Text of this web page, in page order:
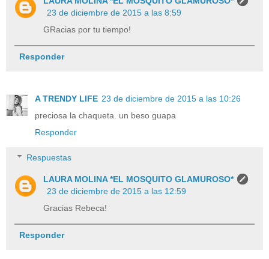
23 de diciembre de 2015 a las 8:59
GRacias por tu tiempo!
Responder
A TRENDY LIFE 23 de diciembre de 2015 a las 10:26
preciosa la chaqueta. un beso guapa
Responder
Respuestas
LAURA MOLINA *EL MOSQUITO GLAMUROSO*
23 de diciembre de 2015 a las 12:59
Gracias Rebeca!
Responder